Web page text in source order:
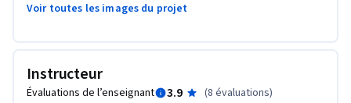
Voir toutes les images du projet
Instructeur
Évaluations de l’enseignant 3.9 (8 évaluations)